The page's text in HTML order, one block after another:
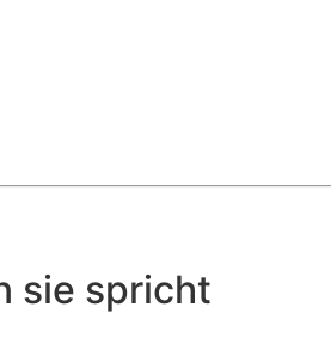
sie spricht